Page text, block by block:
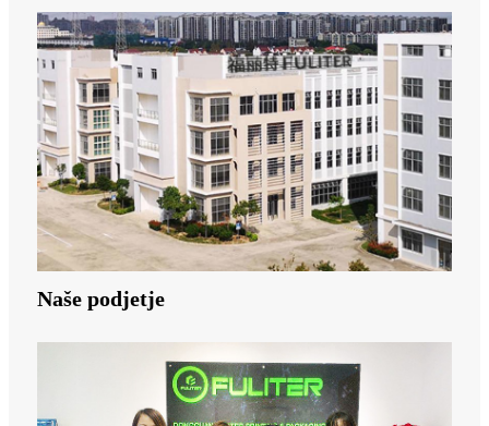
Naše podjetje